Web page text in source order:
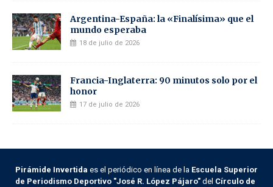
Argentina-España: la «Finalísima» que el
mundo esperaba
18 de julio de 2026
Francia-Inglaterra: 90 minutos solo por el
honor
17 de julio de 2026
Pirámide Invertida es el periódico en línea de la Escuela Superior
de Periodismo Deportivo "José R. López Pájaro" del Círculo de